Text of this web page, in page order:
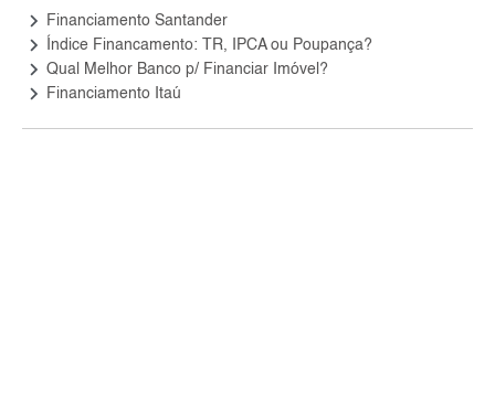
keyboard_arrow_right Financiamento Santander
keyboard_arrow_right Índice Financamento: TR, IPCA ou Poupança?
keyboard_arrow_right Qual Melhor Banco p/ Financiar Imóvel?
keyboard_arrow_right Financiamento Itaú